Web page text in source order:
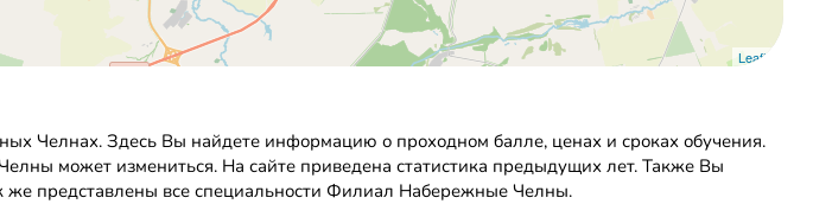
Leaflet
Челнах. Здесь Вы найдете информацию о проходном балле, ценах и сроках обучения.
может измениться. На сайте приведена статистика предыдущих лет. Также Вы
же представлены все специальности Филиал Набережные Челны.